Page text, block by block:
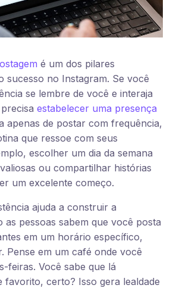
é um dos pilares
sucesso no Instagram. Se você
se lembre de você e interaja
estabelecer uma presença
apenas de postar com frequência,
que ressoe com seus
escolher um dia da semana
ou compartilhar histórias
um excelente começo.
ajuda a construir a
as pessoas sabem que você posta
em um horário específico,
Pense em um café onde você
feiras. Você sabe que lá
favorito, certo? Isso gera lealdade